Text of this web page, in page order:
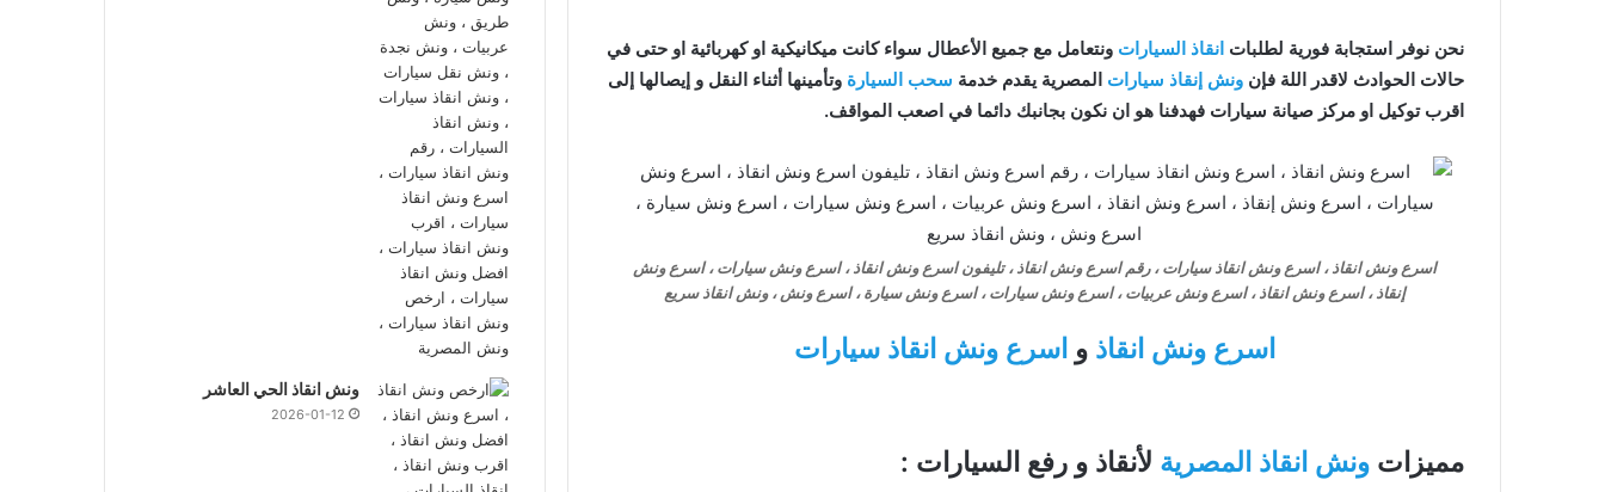
نحن نوفر استجابة فورية لطلبات انقاذ السيارات ونتعامل مع جميع الأعطال سواء كانت ميكانيكية او كهربائية او حتى في
حالات الحوادث لاقدر اللة فإن ونش إنقاذ سيارات المصرية يقدم خدمة سحب السيارة وتأمينها أثناء النقل و إيصالها إلى
اقرب توكيل او مركز صيانة سيارات فهدفنا هو ان نكون بجانبك دائما في اصعب المواقف.
اسرع ونش انقاذ ، اسرع ونش انقاذ سيارات ، رقم اسرع ونش انقاذ ، تليفون اسرع ونش انقاذ ، اسرع ونش سيارات ، اسرع ونش
إنقاذ ، اسرع ونش انقاذ ، اسرع ونش عربيات ، اسرع ونش سيارات ، اسرع ونش سيارة ، اسرع ونش ، ونش انقاذ سريع
اسرع ونش انقاذ و اسرع ونش انقاذ سيارات
مميزات ونش انقاذ المصرية لأنقاذ و رفع السيارات :
ونش انقاذ الحي العاشر
2026-01-12